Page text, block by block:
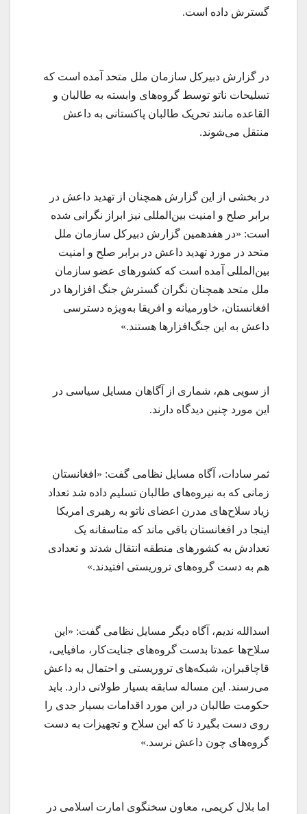
گسترش داده است.
در گزارش دبیرکل سازمان ملل متحد آمده است که
تسلیحات ناتو توسط گروه‌های وابسته به طالبان و
القاعده مانند تحریک طالبان پاکستانی به داعش
منتقل می‌شوند.
در بخشی از این گزارش همچنان از تهدید داعش در
برابر صلح و امنیت بین‌المللی نیز ابراز نگرانی شده
است: «در هفدهمین گزارش دبیرکل سازمان ملل
متحد در مورد تهدید داعش در برابر صلح و امنیت
بین‌المللی آمده است که کشورهای عضو سازمان
ملل متحد همچنان نگران گسترش جنگ افزارها در
افغانستان، خاورمیانه و افریقا به‌ویژه دسترسی
داعش به این جنگ‌افزارها هستند.»
از سویی هم، شماری از آگاهان مسایل سیاسی در
این مورد چنین دیدگاه دارند.
ثمر سادات، آگاه مسایل نظامی گفت: «افغانستان
زمانی که به نیروه‌های طالبان تسلیم داده شد تعداد
زیاد سلاح‌های مدرن اعضای ناتو به رهبری امریکا
اینجا در افغانستان باقی ماند که متاسفانه یک
تعدادش به کشورهای منطقه انتقال شدند و تعدادی
هم به دست گروه‌های تروریستی افتیدند.»
اسدالله ندیم، آگاه دیگر مسایل نظامی گفت: «این
سلاح‌ها عمدتا بدست گروه‌های جنایت‌کار، مافیایی،
قاچاقبران، شبکه‌های تروریستی و احتمال به داعش
می‌رسند. این مساله سابقه بسیار طولانی دارد. باید
حکومت طالبان در این مورد اقدامات بسیار جدی را
روی دست بگیرد تا که این سلاح و تجهیزات به دست
گروه‌های چون داعش نرسد.»
اما بلال کریمی، معاون سخنگوی امارت اسلامی در